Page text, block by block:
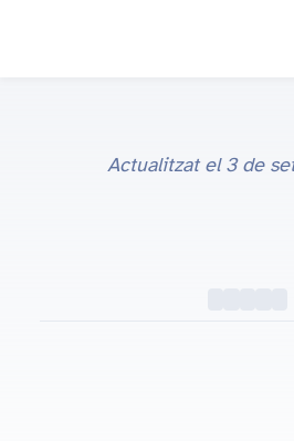
Actualitzat el 3 de